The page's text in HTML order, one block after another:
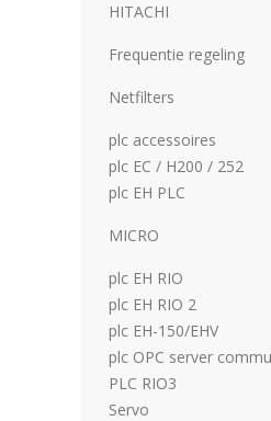
HITACHI
Frequentie regeling
Netfilters
plc accessoires
plc EC / H200 / 252
plc EH PLC
MICRO
plc EH RIO
plc EH RIO 2
plc EH-150/EHV
plc OPC server
PLC RIO3
Servo